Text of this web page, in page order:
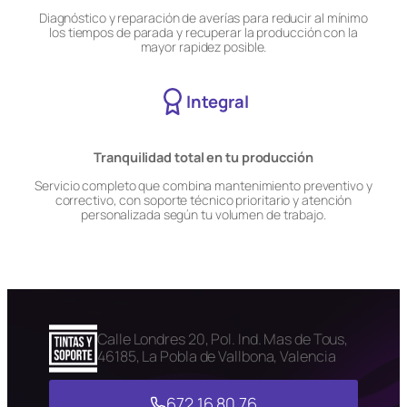
Diagnóstico y reparación de averías para reducir al mínimo
los tiempos de parada y recuperar la producción con la
mayor rapidez posible.
Integral
Tranquilidad total en tu producción
Servicio completo que combina mantenimiento preventivo y
correctivo, con soporte técnico prioritario y atención
personalizada según tu volumen de trabajo.
Calle Londres 20, Pol. Ind. Mas de Tous,
46185, La Pobla de Vallbona, Valencia